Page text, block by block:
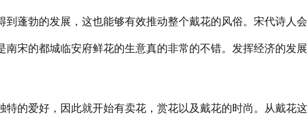
蓬勃的发展，这也能够有效推动整个戴花的风俗。宋代诗人会
宋的都城临安府鲜花的生意真的非常的不错。发挥经济的发展
特的爱好，因此就开始有卖花，赏花以及戴花的时尚。从戴花这